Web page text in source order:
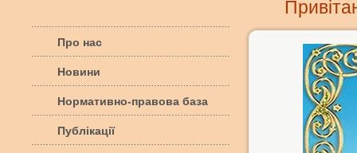
Про нас
Новини
Нормативно-правова база
Публікації